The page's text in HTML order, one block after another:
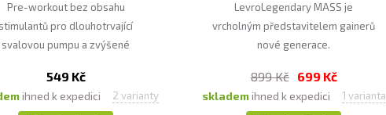
Pre-workout bez obsahu
pro dlouhotrvající
svalovou pumpu a zvýšené
549 Kč
ihned k expedici 2 varianty
LevroLegendary MASS je
vrcholným představitelem gainerů
nové generace.
899 Kč 699 Kč
sklademihned k expedici 1 varianta